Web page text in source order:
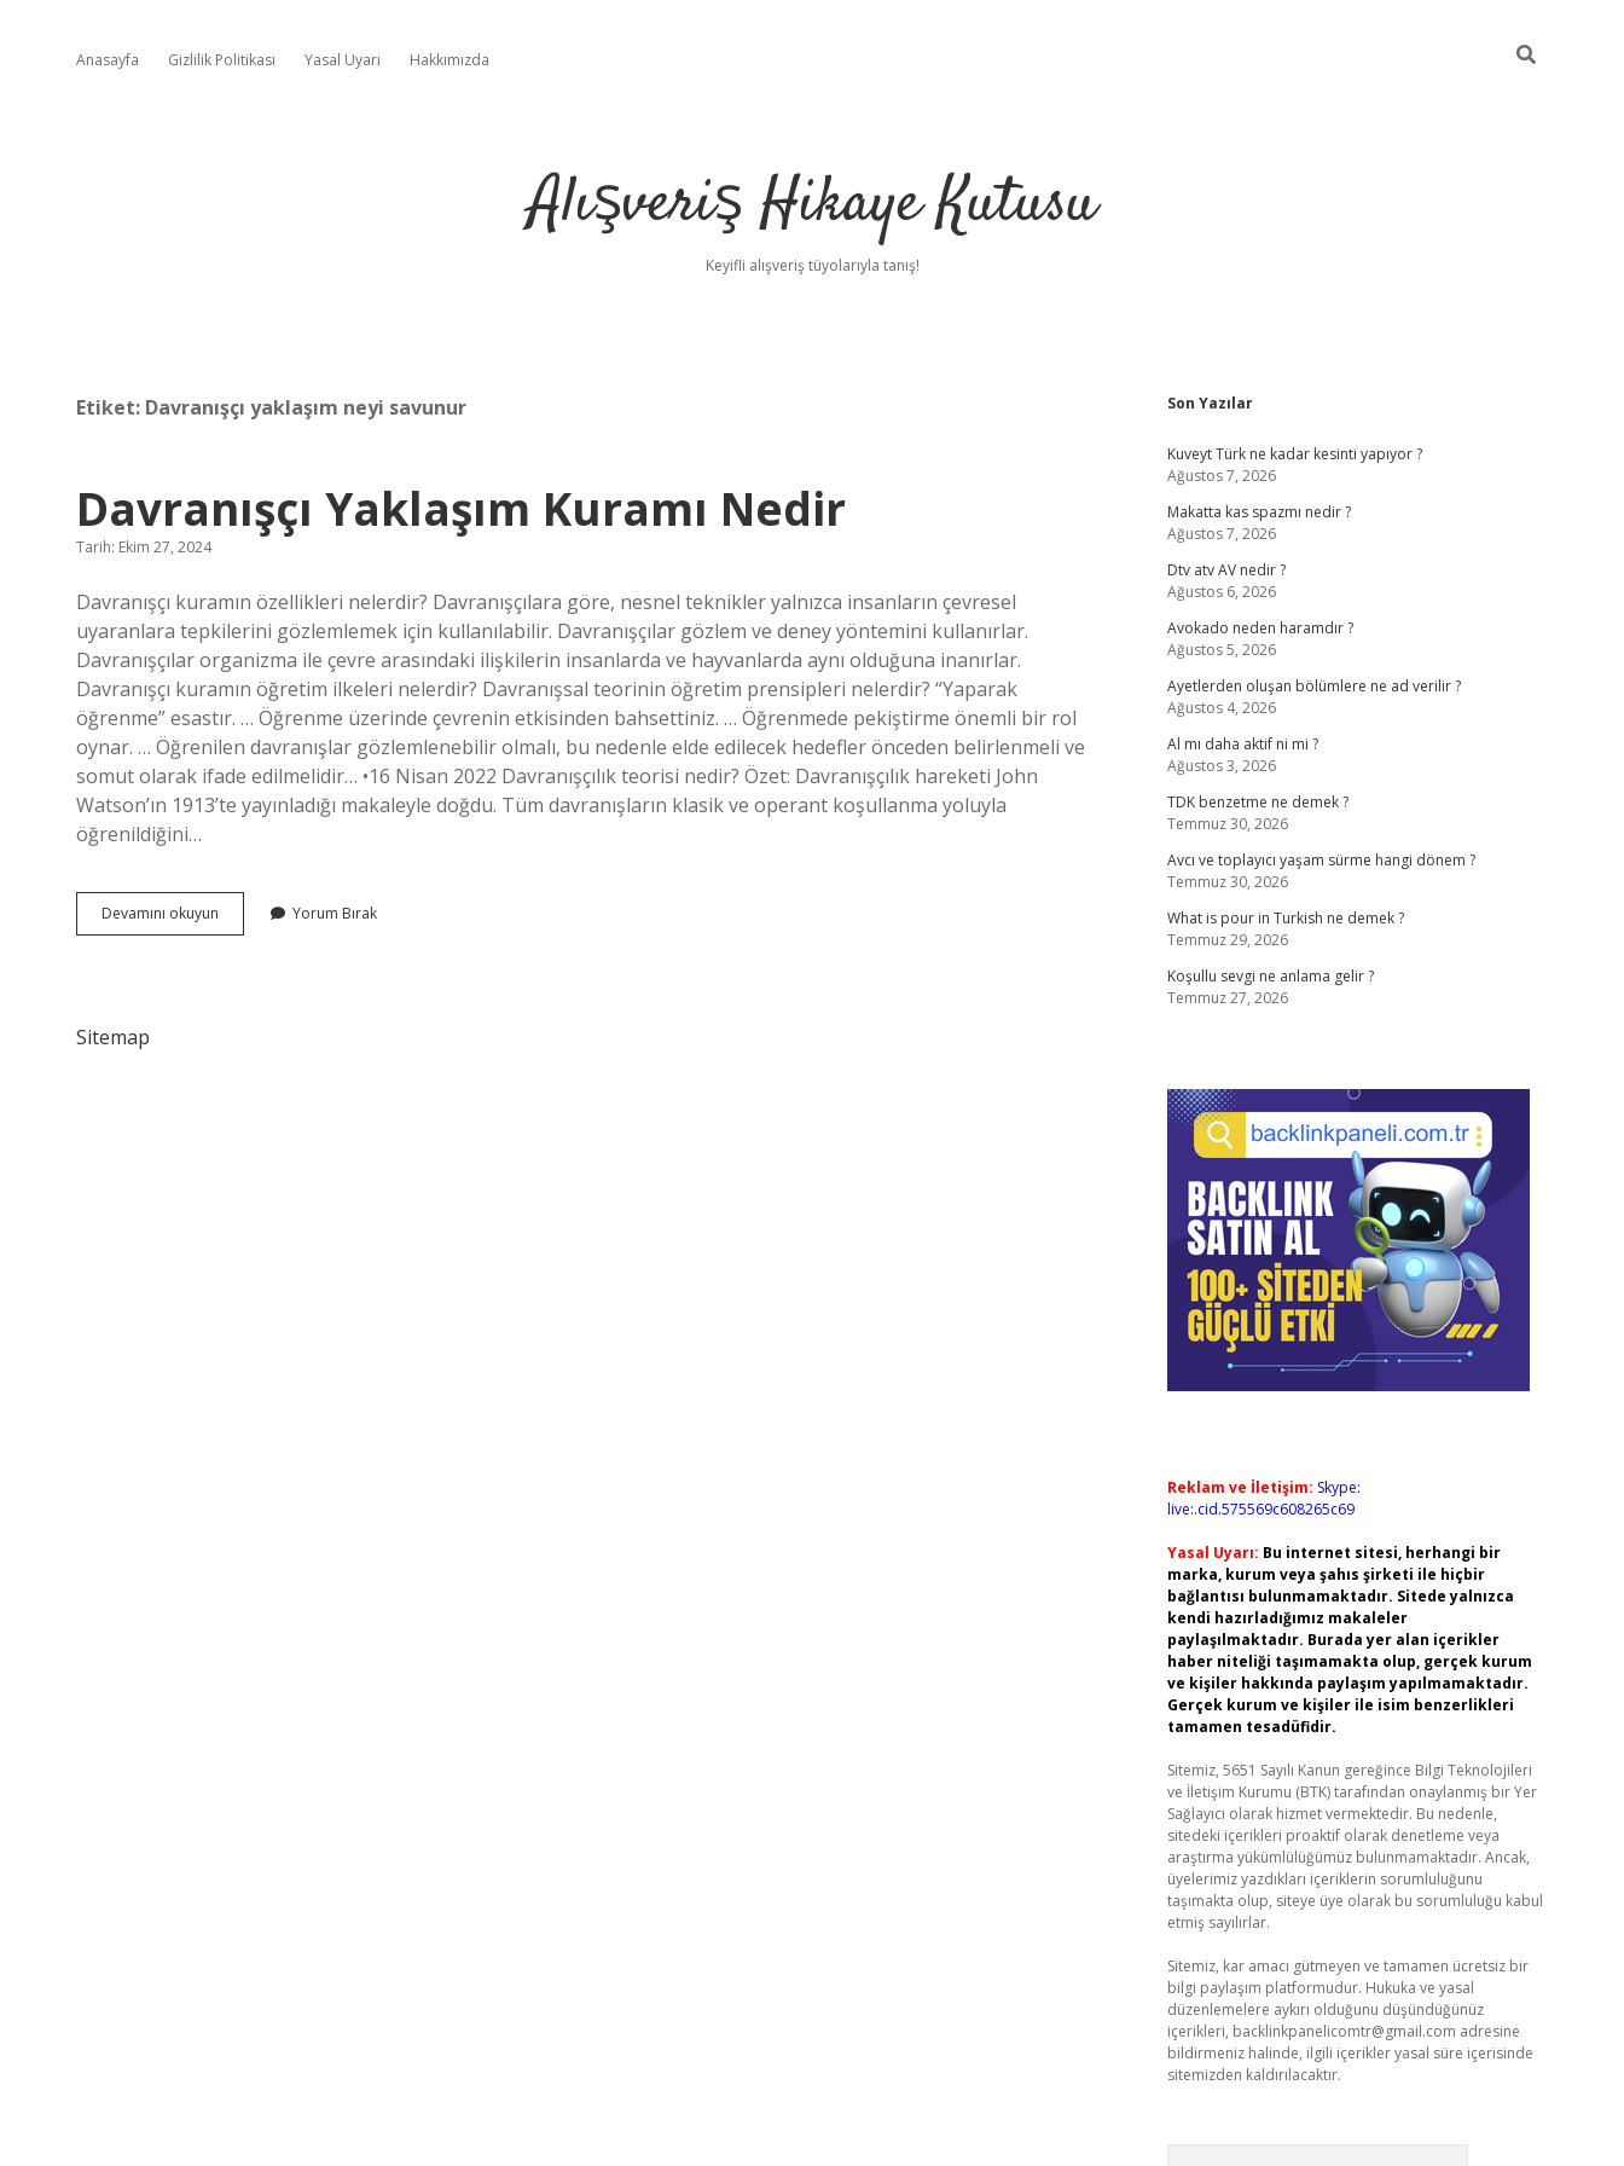
Anasayfa Gizlilik Politikası Yasal Uyarı Hakkımızda
Alışveriş Hikaye Kutusu
Keyifli alışveriş tüyolarıyla tanış!
Etiket: Davranışçı yaklaşım neyi savunur
Davranışçı Yaklaşım Kuramı Nedir
Tarih: Ekim 27, 2024
Davranışçı kuramın özellikleri nelerdir? Davranışçılara göre, nesnel teknikler yalnızca insanların çevresel
uyaranlara tepkilerini gözlemlemek için kullanılabilir. Davranışçılar gözlem ve deney yöntemini kullanırlar.
Davranışçılar organizma ile çevre arasındaki ilişkilerin insanlarda ve hayvanlarda aynı olduğuna inanırlar.
Davranışçı kuramın öğretim ilkeleri nelerdir? Davranışsal teorinin öğretim prensipleri nelerdir? “Yaparak
öğrenme” esastır. … Öğrenme üzerinde çevrenin etkisinden bahsettiniz. … Öğrenmede pekiştirme önemli bir rol
oynar. … Öğrenilen davranışlar gözlemlenebilir olmalı, bu nedenle elde edilecek hedefler önceden belirlenmeli ve
somut olarak ifade edilmelidir… •16 Nisan 2022 Davranışçılık teorisi nedir? Özet: Davranışçılık hareketi John
Watson’ın 1913’te yayınladığı makaleyle doğdu. Tüm davranışların klasik ve operant koşullanma yoluyla
öğrenildiğini…
Devamını okuyun Davranışçı
Yaklaşım
Yorum Bırak
Sitemap
Sidebar
Son Yazılar
Kuveyt Türk ne kadar kesinti yapıyor ?
Ağustos 7, 2026
Makatta kas spazmı nedir ?
Ağustos 7, 2026
Dtv atv AV nedir ?
Ağustos 6, 2026
Avokado neden haramdır ?
Ağustos 5, 2026
Ayetlerden oluşan bölümlere ne ad verilir ?
Ağustos 4, 2026
Al mı daha aktif ni mi ?
Ağustos 3, 2026
TDK benzetme ne demek ?
Temmuz 30, 2026
Avcı ve toplayıcı yaşam sürme hangi dönem ?
Temmuz 30, 2026
What is pour in Turkish ne demek ?
Temmuz 29, 2026
Koşullu sevgi ne anlama gelir ?
Temmuz 27, 2026
Reklam ve İletişim: Skype:
live:.cid.575569c608265c69
Yasal Uyarı: Bu internet sitesi, herhangi bir
marka, kurum veya şahıs şirketi ile hiçbir
bağlantısı bulunmamaktadır. Sitede yalnızca
kendi hazırladığımız makaleler
paylaşılmaktadır. Burada yer alan içerikler
haber niteliği taşımamakta olup, gerçek kurum
ve kişiler hakkında paylaşım yapılmamaktadır.
Gerçek kurum ve kişiler ile isim benzerlikleri
tamamen tesadüfidir.
Sitemiz, 5651 Sayılı Kanun gereğince Bilgi Teknolojileri
ve İletişim Kurumu (BTK) tarafından onaylanmış bir Yer
Sağlayıcı olarak hizmet vermektedir. Bu nedenle,
sitedeki içerikleri proaktif olarak denetleme veya
araştırma yükümlülüğümüz bulunmamaktadır. Ancak,
üyelerimiz yazdıkları içeriklerin sorumluluğunu
taşımakta olup, siteye üye olarak bu sorumluluğu kabul
etmiş sayılırlar.
Sitemiz, kar amacı gütmeyen ve tamamen ücretsiz bir
bilgi paylaşım platformudur. Hukuka ve yasal
düzenlemelere aykırı olduğunu düşündüğünüz
içerikleri, backlinkpanelicomtr@gmail.com adresine
bildirmeniz halinde, ilgili içerikler yasal süre içerisinde
sitemizden kaldırılacaktır.